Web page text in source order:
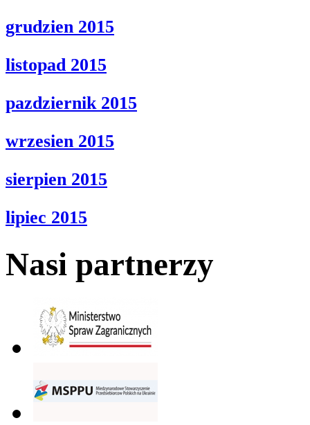
grudzien 2015
listopad 2015
pazdziernik 2015
wrzesien 2015
sierpien 2015
lipiec 2015
Nasi partnerzy